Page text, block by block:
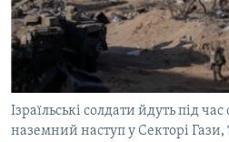
720p
Ізраїльські солдати йдуть під
наземний наступ у Секторі Гази,